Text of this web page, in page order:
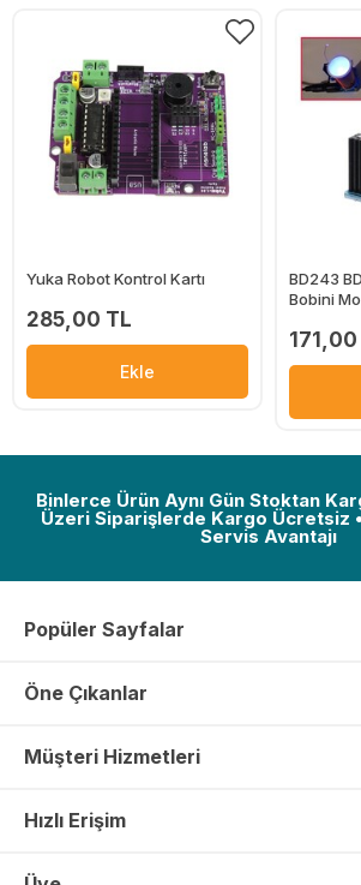
Yuka Robot Kontrol Kartı
285,00 TL
Ekle
BD243
Bobini
171,00
Binlerce Ürün Aynı Gün Stoktan
Üzeri Siparişlerde Kargo Ücretsiz
Servis Avantajı
Popüler Sayfalar
Öne Çıkanlar
Müşteri Hizmetleri
Hızlı Erişim